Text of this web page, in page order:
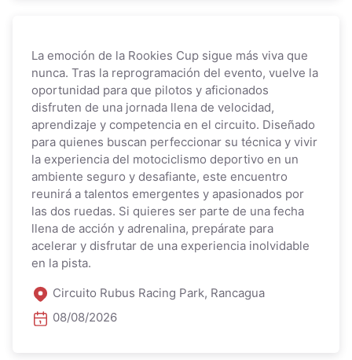
La emoción de la Rookies Cup sigue más viva que
nunca. Tras la reprogramación del evento, vuelve la
oportunidad para que pilotos y aficionados
disfruten de una jornada llena de velocidad,
aprendizaje y competencia en el circuito. Diseñado
para quienes buscan perfeccionar su técnica y vivir
la experiencia del motociclismo deportivo en un
ambiente seguro y desafiante, este encuentro
reunirá a talentos emergentes y apasionados por
las dos ruedas. Si quieres ser parte de una fecha
llena de acción y adrenalina, prepárate para
acelerar y disfrutar de una experiencia inolvidable
en la pista.
Circuito Rubus Racing Park, Rancagua
08/08/2026